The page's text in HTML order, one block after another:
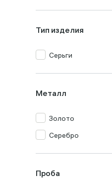
Тип изделия
Серьги
Металл
Золото
Серебро
Проба